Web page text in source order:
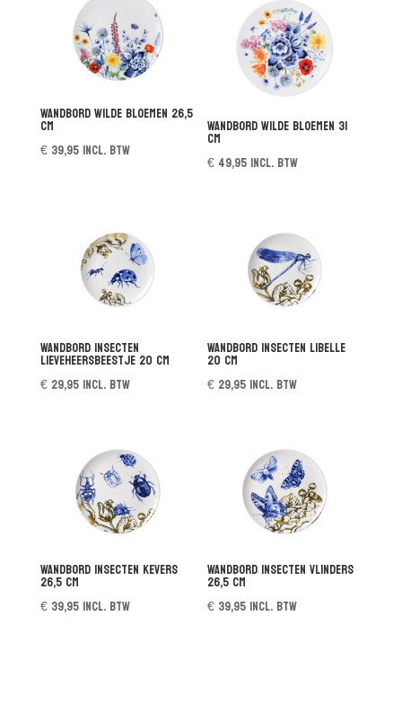
Wandbord Wilde Bloemen 26,5
cm
€39,95 incl. btw
Wandbord Wilde Bloemen 31
cm
€ 49,95 incl. btw
Wandbord Insecten
Lieveheersbeestje 20 cm
€29,95 incl. btw
Wandbord Insecten Libelle
20 cm
€ 29,95 incl. btw
Wandbord Insecten Kevers
26,5 cm
€39,95 incl. btw
Wandbord Insecten Vlinders
26,5 cm
€ 39,95 incl. btw